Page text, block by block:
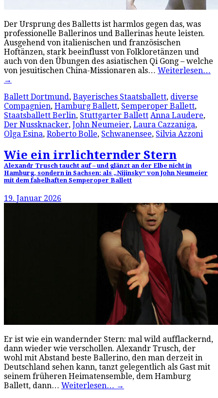
Der Ursprung des Balletts ist harmlos gegen das, was
professionelle Ballerinos und Ballerinas heute leisten.
Ausgehend von italienischen und französischen
Hoftänzen, stark beeinflusst von Folkloretänzen und
auch von den Übungen des asiatischen Qi Gong – welche
von jesuitischen China-Missionaren als… Weiterlesen…
→
Ballett Dortmund, Bayerisches Staatsballett, diverse
Compagnien, Hamburg Ballett, Semperoper Ballett,
Staatsballett Berlin, Stuttgarter Ballett Anna Laudere,
Der Nussknacker, John Neumeier, Laura Cazzaniga,
Olga Esina, Roberto Bolle, Schwanensee, Silvia Azzoni
Wie ein irrlichternder Stern
Alexandr Trusch taucht auf – und glänzt an der Elbe nicht in
Hamburg, sondern in Sachsen: als „Nijinsky“ von John Neumeier
mit dem fabelhaften Semperoper Ballett
19. Januar 2026
Er ist wie ein wandernder Stern: mal wild aufflackernd,
dann wieder wie verschollen. Alexandr Trusch, der
wohl mit Abstand beste Ballerino, den man derzeit in
Deutschland sehen kann, tanzt gelegentlich als Gast mit
seinem früheren Heimatensemble, dem Hamburg
Ballett, dann… Weiterlesen… →